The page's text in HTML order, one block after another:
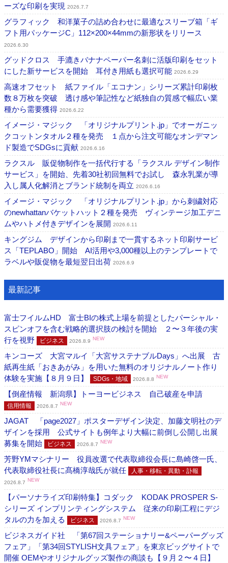
ーズな印刷を実現 2026.7.7
グラフィック 和洋菓子の詰め合わせに最適なスリーブ箱「ギ
フト用パッケージC」112×200×44mmの新形状をリリース
2026.6.30
グッドクロス 手漉きバナナペーパー名刺に活版印刷をセット
にした新サービスを開始 耳付き用紙も選択可能 2026.6.29
高速オフセット 紙ファイル「エコナン」シリーズ累計印刷枚
数８万枚を突破 透け感や筆記性など紙独自の質感で幅広い業
種から需要獲得 2026.6.22
イメージ・マジック 「オリジナルプリント.jp」でオーガニッ
クコットンタオル２種を発売 １点から注文可能なオンデマン
ド製造でSDGsに貢献 2026.6.16
ラクスル 販促物制作を一括代行する「ラクスル デザイン制作
サービス」を開始、先着30社初回無料でお試し 森永乳業が導
入し属人化解消とブランド統制を両立 2026.6.16
イメージ・マジック 「オリジナルプリント.jp」から刺繍対応
のnewhattanバケットハット２種を発売 ヴィンテージ加工デニ
ムやハトメ付きデザインを展開 2026.6.11
キングジム デザインから印刷まで一貫するネット印刷サービ
ス「TEPLABO」開始 AI活用や3,000種以上のテンプレートで
ラベルや販促物を最短翌日出荷 2026.6.9
最新記事
富士フイルムHD 富士BIの株式上場を前提としたパーシャル・
スピンオフを含む戦略的選択肢の検討を開始 ２〜３年後の実
行を視野
ビジネス 2026.8.9 NEW
キンコーズ 大宮マルイ「大宮サステナブルDays」へ出展 古
紙再生紙「おきあがみ」を用いた無料のオリジナルノート作り
体験を実施【８月９日】
SDGs・地域 2026.8.8 NEW
【倒産情報 新潟県】トーヨービジネス 自己破産を申請
信用情報 2026.8.7 NEW
JAGAT 「page2027」ポスターデザイン決定、加藤文明社のデ
ザインを採用 公式サイトも例年より大幅に前倒し公開し出展
募集を開始
ビジネス 2026.8.7 NEW
芳野YMマシナリー 役員改選で代表取締役会長に島崎啓一氏、
代表取締役社長に髙橋淳哉氏が就任
人事・移転・異動・訃報
2026.8.7 NEW
【パーソナライズ印刷特集】コダック KODAK PROSPER S-
シリーズ インプリンティングシステム 従来の印刷工程にデジ
タルの力を加える
ビジネス 2026.8.7 NEW
ビジネスガイド社 「第67回ステーショナリー&ペーパーグッズ
フェア」「第34回STYLISH文具フェア」を東京ビッグサイトで
開催 OEMやオリジナルグッズ製作の商談も【９月２〜４日】